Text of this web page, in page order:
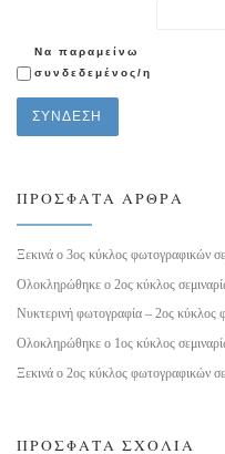
Να παραμείνω
συνδεδεμένος/η
ΣΎΝΔΕΣΗ
ΠΡΌΣΦΑΤΑ ΆΡΘΡΑ
Ξεκινά ο 3ος κύκλος φωτογραφικών
Ολοκληρώθηκε ο 2ος κύκλος
Νυκτερινή φωτογραφία – 2ος κύκλος
Ολοκληρώθηκε ο 1ος κύκλος
Ξεκινά ο 2ος κύκλος φωτογραφικών
ΠΡΌΣΦΑΤΑ ΣΧΌΛΙΑ